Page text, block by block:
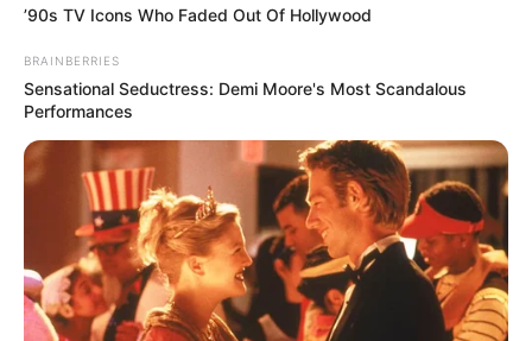
’90s TV Icons Who Faded Out Of Hollywood
BRAINBERRIES
Sensational Seductress: Demi Moore's Most Scandalous
Performances